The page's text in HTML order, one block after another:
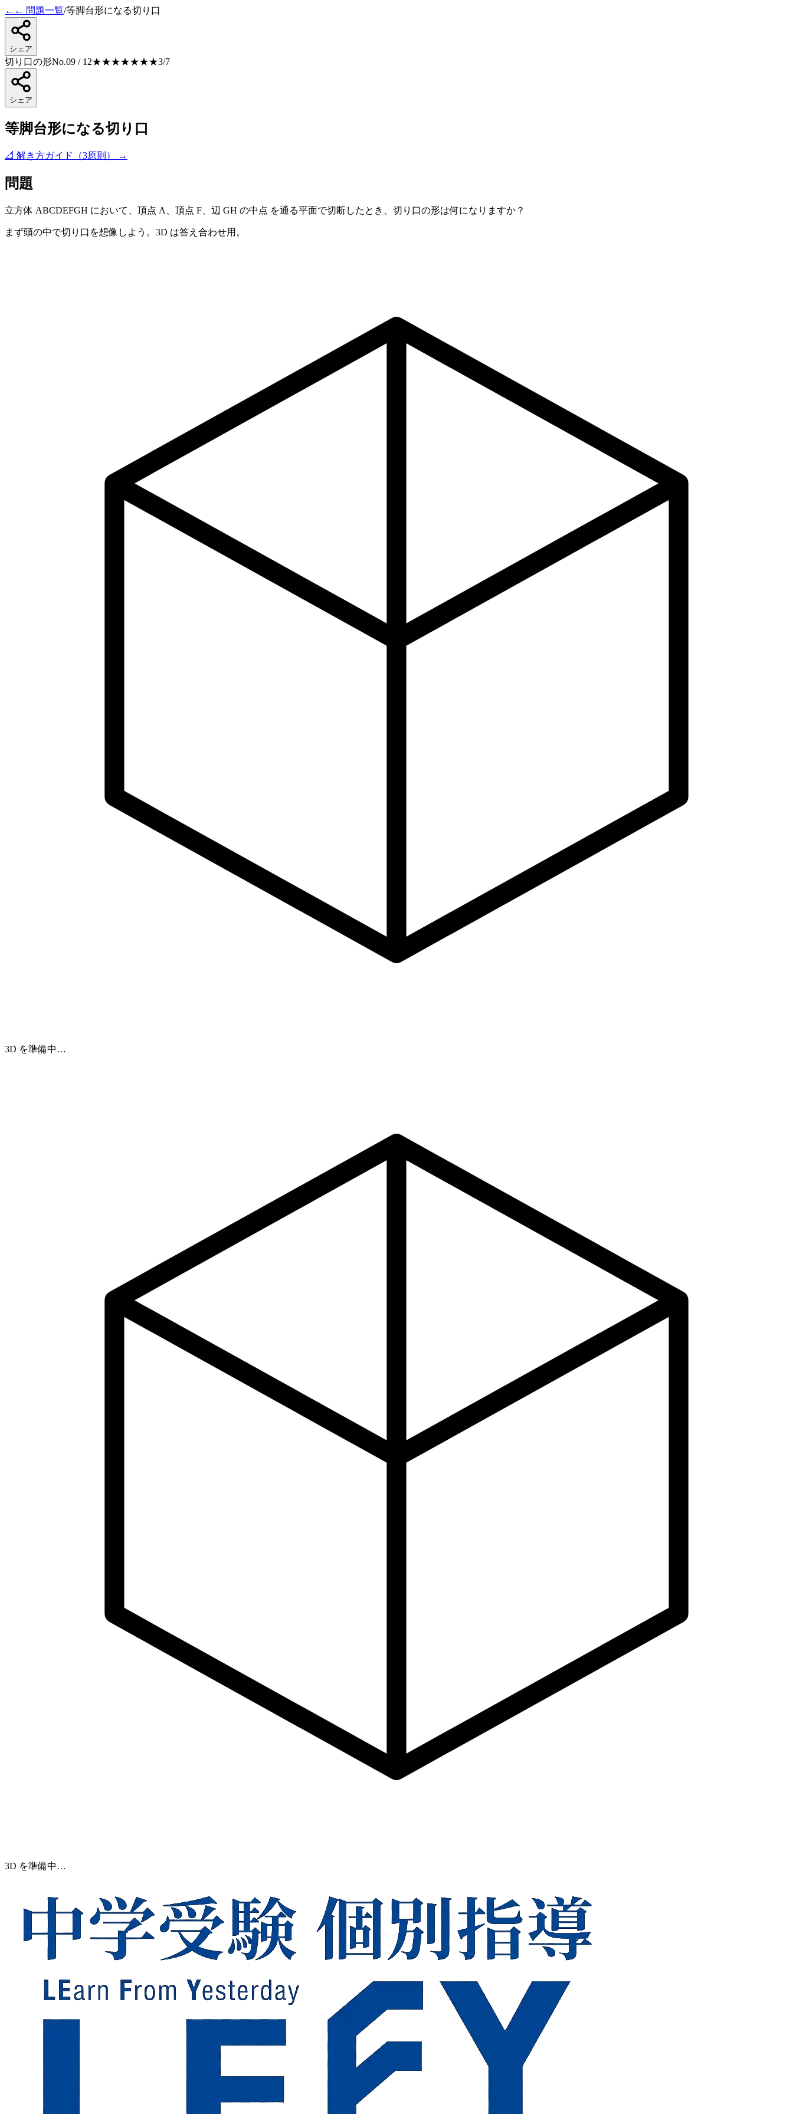
← ← 問題一覧/等脚台形になる切り口
シェア
切り口の形No.09 / 12★★★★★★★3/7
シェア
等脚台形になる切り口
📐 解き方ガイド（3原則） →
問題
立方体 ABCDEFGH において、頂点 A、頂点 F、辺 GH の中点 を通る平面で切断したとき、切り口の形は何になりますか？
まず頭の中で切り口を想像しよう。 3D は答え合わせ用。
3D を準備中…
3D を準備中…